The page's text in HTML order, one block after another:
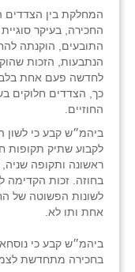
המחלקת בין הצדדים
החכירה, בעיקר
התובעים, הוקנתה
הנתבעות, הזכות
לחדשה פעם אחת
כך, הצדדים חלוקים
החוזיים.
ביהמ״ש קבע כי לשון
לקבוע שתיק תקופות
ראשונה ותקופה שניה,
בחוזה. זכות הקדימה
לשונות הפשוטה של
אחת ותו לא.
ביהמ״ש קבע כי
בחכירה מתחדשת